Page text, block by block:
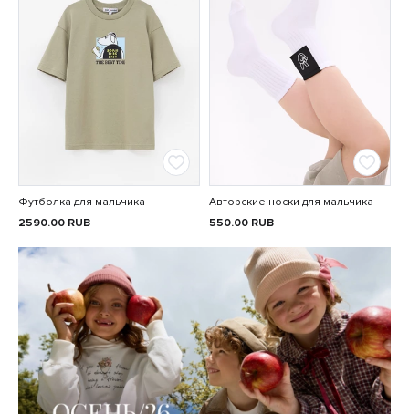
Футболка для мальчика
2590.00 RUB
Авторские носки для мальчика
550.00 RUB